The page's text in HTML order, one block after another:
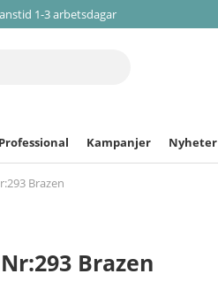
1-3 arbetsdagar
Kampanjer Nyheter
Brazen
Brazen